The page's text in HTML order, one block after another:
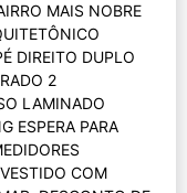
MAIS NOBRE
DIREITO DUPLO
2
LAMINADO
ESPERA PARA
COM